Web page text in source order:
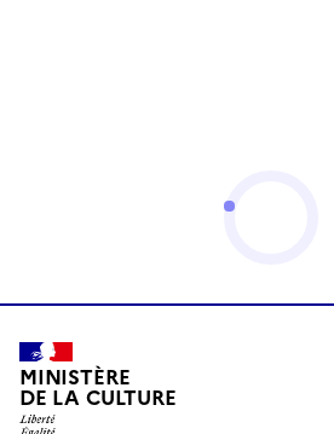
MINISTÈRE
DE LA CULTURE